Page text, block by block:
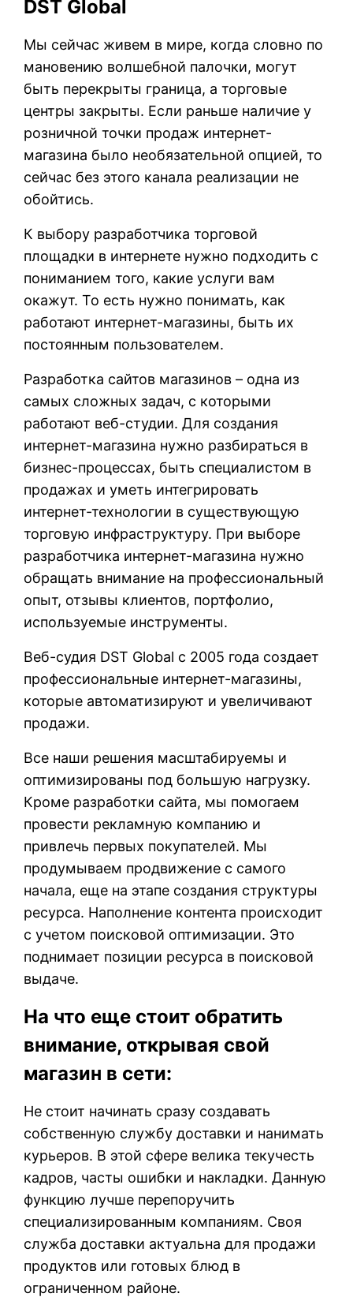
DST Global
Мы сейчас живем в мире, когда словно по
мановению волшебной палочки, могут
быть перекрыты граница, а торговые
центры закрыты. Если раньше наличие у
розничной точки продаж интернет-
магазина было необязательной опцией, то
сейчас без этого канала реализации не
обойтись.
К выбору разработчика торговой
площадки в интернете нужно подходить с
пониманием того, какие услуги вам
окажут. То есть нужно понимать, как
работают интернет-магазины, быть их
постоянным пользователем.
Разработка сайтов магазинов – одна из
самых сложных задач, с которыми
работают веб-студии. Для создания
интернет-магазина нужно разбираться в
бизнес-процессах, быть специалистом в
продажах и уметь интегрировать
интернет-технологии в существующую
торговую инфраструктуру. При выборе
разработчика интернет-магазина нужно
обращать внимание на профессиональный
опыт, отзывы клиентов, портфолио,
используемые инструменты.
Веб-судия DST Global с 2005 года создает
профессиональные интернет-магазины,
которые автоматизируют и увеличивают
продажи.
Все наши решения масштабируемы и
оптимизированы под большую нагрузку.
Кроме разработки сайта, мы помогаем
провести рекламную компанию и
привлечь первых покупателей. Мы
продумываем продвижение с самого
начала, еще на этапе создания структуры
ресурса. Наполнение контента происходит
с учетом поисковой оптимизации. Это
поднимает позиции ресурса в поисковой
выдаче.
На что еще стоит обратить
внимание, открывая свой
магазин в сети:
Не стоит начинать сразу создавать
собственную службу доставки и нанимать
курьеров. В этой сфере велика текучесть
кадров, часты ошибки и накладки. Данную
функцию лучше перепоручить
специализированным компаниям. Своя
служба доставки актуальна для продажи
продуктов или готовых блюд в
ограниченном районе.